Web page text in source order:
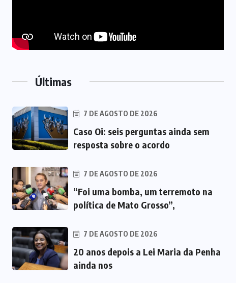
Últimas
7 DE AGOSTO DE 2026
Caso Oi: seis perguntas ainda sem
resposta sobre o acordo
7 DE AGOSTO DE 2026
“Foi uma bomba, um terremoto na
política de Mato Grosso”,
7 DE AGOSTO DE 2026
20 anos depois a Lei Maria da Penha
ainda nos